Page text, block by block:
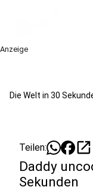
Anzeige
Die Welt in 30
Teilen: open_in_new
Daddy
Sekunden